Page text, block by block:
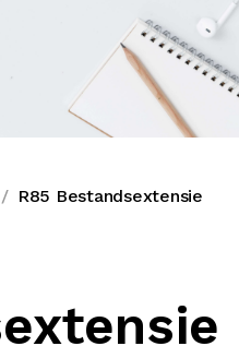
R85 Bestandsextensie